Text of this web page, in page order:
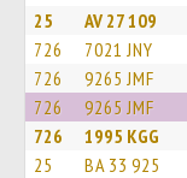
25 AV 27 109
726 7021 JNY
726 9265 JMF
726 9265 JMF
726 1995 KGG
25 BA 33 925